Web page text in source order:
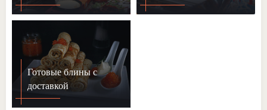
Готовые блины с
доставкой